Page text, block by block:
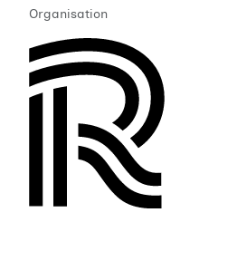
Organisation